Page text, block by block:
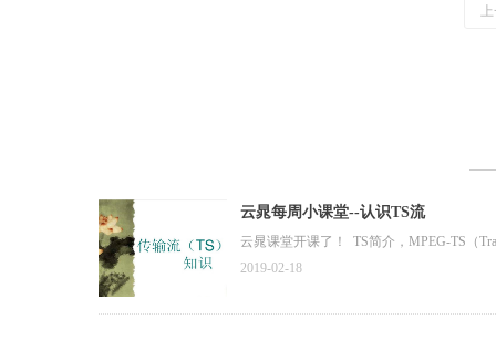
云晁每周小课堂--认识TS流
云晁课堂开课了！ TS简介，MPEG-TS（
2019-02-18